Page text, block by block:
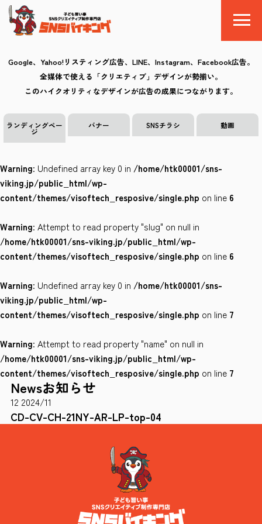
SNSバイキングとは
料金
制作の流れ
クリエイティブ
お気に入り
会社案内
サイトポリシー
0120-78-8169
［受付時間］ 9：00～18：00 ※土・日・祝祭日・年末年始は除く
お問い合わせはこちら
Google、Yahoo!リスティング広告、LINE、Instagram、Facebook広告。
全媒体で使える「クリエティブ」デザインが勢揃い。
このハイクオリティなデザインが広告の成果につながります。
ランディングペー
ジ
バナー SNSチラシ 動画
Warning: Undefined array key 0 in /home/htk00001/sns-
viking.jp/public_html/wp-
content/themes/visoftech_resposive/single.php on line 6
Warning: Attempt to read property "slug" on null in
/home/htk00001/sns-viking.jp/public_html/wp-
content/themes/visoftech_resposive/single.php on line 6
Warning: Undefined array key 0 in /home/htk00001/sns-
viking.jp/public_html/wp-
content/themes/visoftech_resposive/single.php on line 7
Warning: Attempt to read property "name" on null in
/home/htk00001/sns-viking.jp/public_html/wp-
content/themes/visoftech_resposive/single.php on line 7
Newsお知らせ
12 2024/11
CD-CV-CH-21NY-AR-LP-top-04